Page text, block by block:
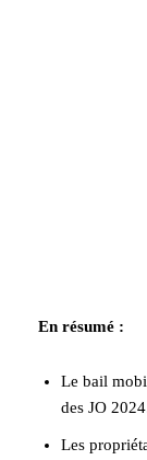
En résumé :
Le bail
des JO
Les